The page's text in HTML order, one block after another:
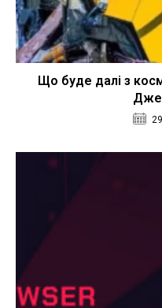
Що буде далі з